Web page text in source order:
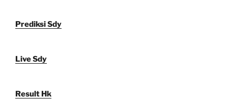
Prediksi Sdy
Live Sdy
Result Hk